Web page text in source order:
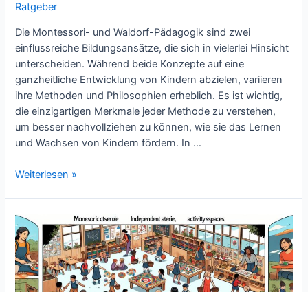
Ratgeber
Die Montessori- und Waldorf-Pädagogik sind zwei
einflussreiche Bildungsansätze, die sich in vielerlei Hinsicht
unterscheiden. Während beide Konzepte auf eine
ganzheitliche Entwicklung von Kindern abzielen, variieren
ihre Methoden und Philosophien erheblich. Es ist wichtig,
die einzigartigen Merkmale jeder Methode zu verstehen,
um besser nachvollziehen zu können, wie sie das Lernen
und Wachsen von Kindern fördern. In …
Was
Unterschied
zwischen
Montessori
und
Waldorf-
Weiterlesen »